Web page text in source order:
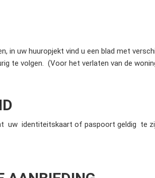
in uw huuropjekt vind u een blad met
te volgen. (Voor het verlaten van de
identiteitskaart of paspoort geldig te